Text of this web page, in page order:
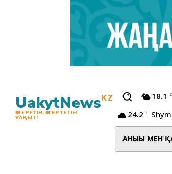
UakytNewsKZ
ӨЗГЕРЕТІН, ӨЗГЕРТЕТІН
УАҚЫТ!
18.1 C
24.2 C
АНЫҒЫ МЕН